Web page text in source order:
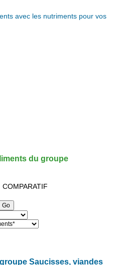
avec les nutriments pour vos
du groupe
COMPARATIF
Saucisses, viandes